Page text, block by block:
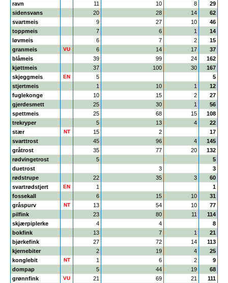
ravn
11 10 8
29
sidensvans
20 28 14
62
svartmeis
9 27 10
46
toppmeis
7 6 1
14
løvmeis
6 7 2
15
granmeis
VU 6 14 17
37
blåmeis
39 99 24
162
kjøttmeis
37 100 30
167
skjeggmeis
EN 5
5
stjertmeis
1 10 1
12
fuglekonge
10 15 2
27
gjerdesmett
25 30 1
56
spettmeis
25 68 15
108
trekryper
5 13 4
22
stær
NT 15 2
17
svarttrost
45 96 4
145
gråtrost
35 77 20
132
rødvingetrost
5
5
duetrost
3
3
rødstrupe
22 35 3
60
svartrødstjert
EN 1
1
fossekall
6 15 10
31
gråspurv
NT 13 54 10
77
pilfink
23 80 11
114
skjærpiplerke
4 4
8
bokfink
13 7 1
21
bjørkefink
27 72 14
113
kjernebiter
2 19 4
25
konglebit
NT 1 6 2
9
dompap
5 44 19
68
grønnfink
VU 21 69 21
111